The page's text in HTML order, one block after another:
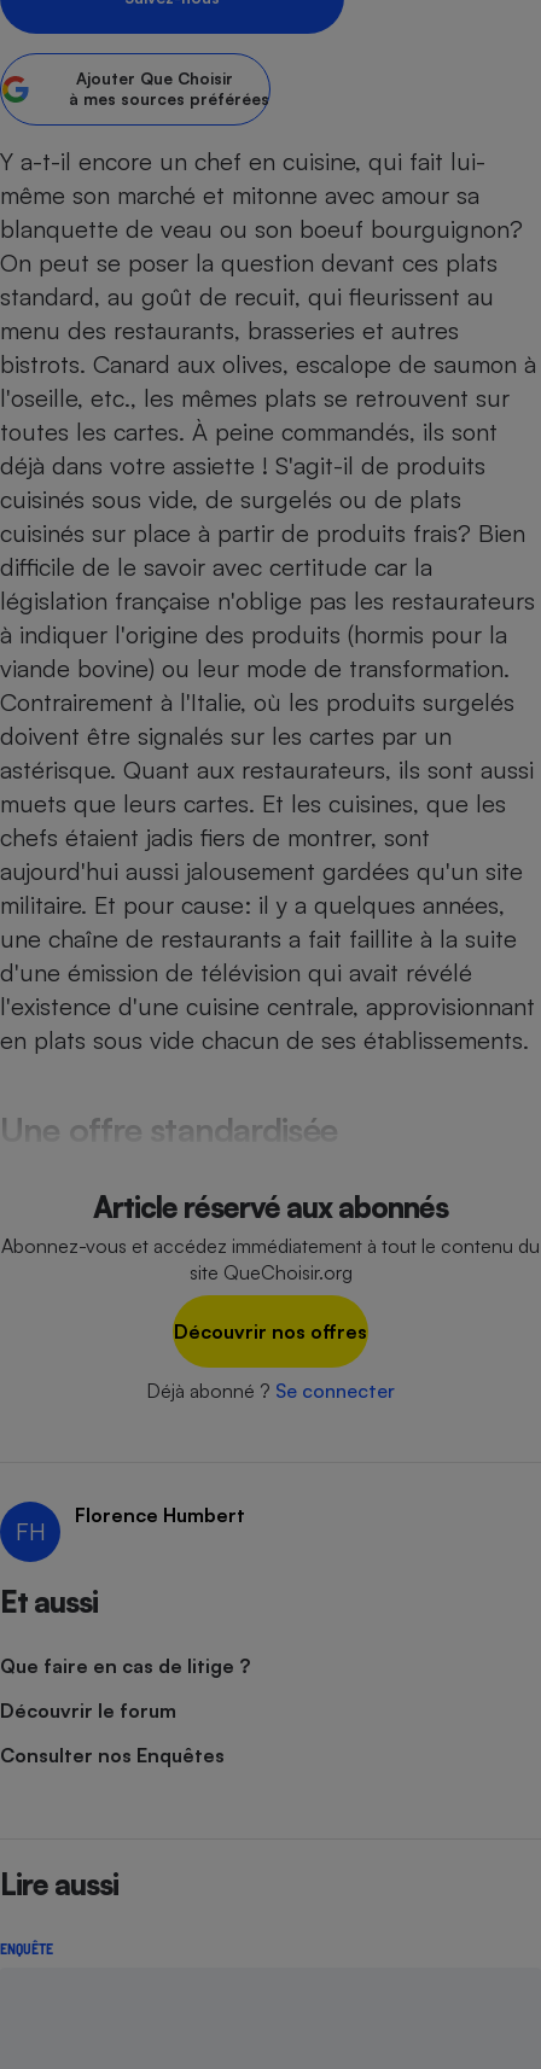
Ajouter Que Choisir
à mes sources préférées
Y a-t-il encore un chef en cuisine, qui fait lui-
même son marché et mitonne avec amour sa
blanquette de veau ou son boeuf bourguignon?
On peut se poser la question devant ces plats
standard, au goût de recuit, qui fleurissent au
menu des restaurants, brasseries et autres
bistrots. Canard aux olives, escalope de saumon à
l'oseille, etc., les mêmes plats se retrouvent sur
toutes les cartes. À peine commandés, ils sont
déjà dans votre assiette ! S'agit-il de produits
cuisinés sous vide, de surgelés ou de plats
cuisinés sur place à partir de produits frais? Bien
difficile de le savoir avec certitude car la
législation française n'oblige pas les restaurateurs
à indiquer l'origine des produits (hormis pour la
viande bovine) ou leur mode de transformation.
Contrairement à l'Italie, où les produits surgelés
doivent être signalés sur les cartes par un
astérisque. Quant aux restaurateurs, ils sont aussi
muets que leurs cartes. Et les cuisines, que les
chefs étaient jadis fiers de montrer, sont
aujourd'hui aussi jalousement gardées qu'un site
militaire. Et pour cause: il y a quelques années,
une chaîne de restaurants a fait faillite à la suite
d'une émission de télévision qui avait révélé
l'existence d'une cuisine centrale, approvisionnant
en plats sous vide chacun de ses établissements.
Une offre standardisée
Article réservé aux abonnés
Abonnez-vous et accédez immédiatement à tout le contenu du
site QueChoisir.org
Découvrir nos offres
Déjà abonné ? Se connecter
FH
Florence Humbert
Et aussi
Que faire en cas de litige ?
Découvrir le forum
Consulter nos Enquêtes
Lire aussi
ENQUÊTE
Sécurité - Hygiène
Supermarché - Drive
Complément
alimentaire
bouteille
Assurance
Mutuelle
Assurance emprunteur
Banque
Circulation routière
Comparateur auto
Supermarché - Drive
Comparatif plaque à
Comparatif hotte
Comparatif climatiseur
Comparatif aspirateur
Comparatif aspirateur
Comparatif cafetière
Comparatif robot cuiseur
Comparatif centrale
Gros électroménager
Petit électroménager -
Lave-linge
Plaque de cuisson à
Climatiseur -
Électricité - Gaz
Comparatif barre de son
Comparatif imprimante
Comparatif ordinateur
Comparatif ultrabook
Comparatif tablette
Image et son
Informatique
Internet
Téléphonie
Téléviseur
Comparatif poêle à
Comparatif radiateur
Aménagement
Bricolage - Jardinage
Chauffage
Produit d'entretien
Sécurité domestique
Matelas
Radiateur électrique
Climatiseur -
Hygiène - Beauté
Maladie - Médecine -
Système de santé -
Mutuelle
Antimoustique
Retraite
Choisir son fioul
Choisir son pellet
Comparateur assurance emprunteur
Energie Moins Chère Ensemble
Tous les comparateurs
Toutes les cartes interactives
Speedtest - Testez le débit de votre
connexion Internet